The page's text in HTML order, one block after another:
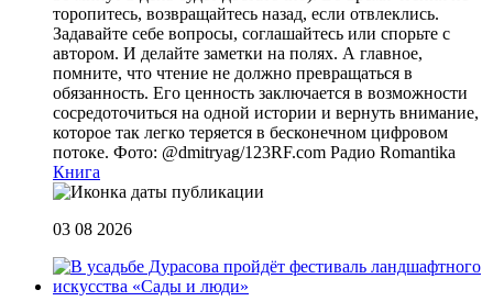
торопитесь, возвращайтесь назад, если отвлеклись.
Задавайте себе вопросы, соглашайтесь или спорьте с
автором. И делайте заметки на полях. А главное,
помните, что чтение не должно превращаться в
обязанность. Его ценность заключается в возможности
сосредоточиться на одной истории и вернуть внимание,
которое так легко теряется в бесконечном цифровом
потоке. Фото: @dmitryag/123RF.com Радио Romantika
Книга
03 08 2026